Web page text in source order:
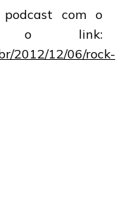
com o
o link:
2012/12/06/rock-